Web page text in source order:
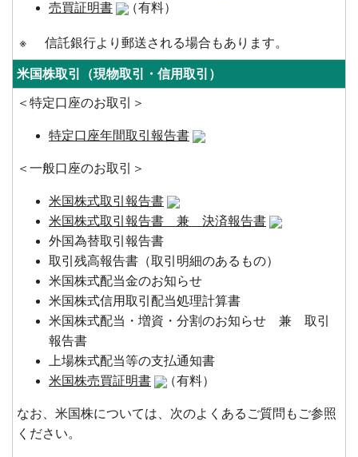
売買証明書
（有料）
※ 信託銀行より郵送される場合もあります。
米国株取引（現物取引・信用取引）
＜特定口座のお取引＞
特定口座年間取引報告書
＜一般口座のお取引＞
米国株式取引報告書
米国株式取引報告書 兼 決済報告書
外国為替取引報告書
取引残高報告書（取引明細のあるもの）
米国株式配当金のお知らせ
米国株式信用取引配当処理計算書
米国株式配当・増資・分割のお知らせ 兼 取引
報告書
上場株式配当等の支払通知書
米国株売買証明書
（有料）
なお、米国株については、次のよくあるご質問もご参照
ください。